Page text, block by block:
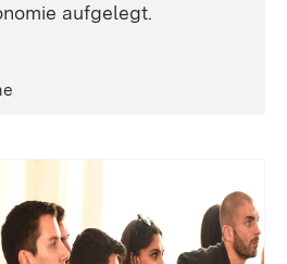
aufgelegt.